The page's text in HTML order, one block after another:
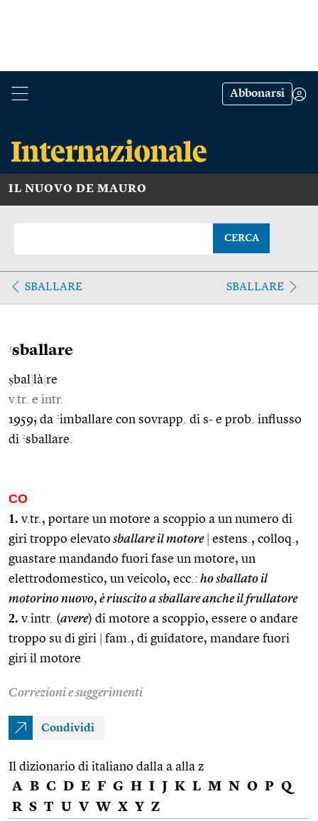
Abbonarsi
IL NUOVO DE MAURO
CERCA
SBALLARE SBALLARE
3sballare
ṣbal là re
v.tr. e intr.
1959; da 2imballare con sovrapp. di s- e prob. influsso
di 2sballare.
CO
1. v.tr., portare un motore a scoppio a un numero di
giri troppo elevato sballare il motore
estens., colloq.,
guastare mandando fuori fase un motore, un
elettrodomestico, un veicolo, ecc.: ho sballato il
motorino nuovo, è riuscito a sballare anche il frullatore
2. v.intr. (avere) di motore a scoppio, essere o andare
troppo su di giri
fam., di guidatore, mandare fuori
giri il motore
Correzioni e suggerimenti
Condividi
Il dizionario di italiano dalla a alla z
A B C D E F G H I J K L M N O P Q
R S T U V W X Y Z